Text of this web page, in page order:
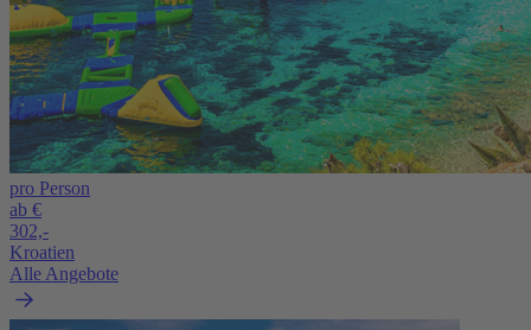
pro Person
ab €
302,-
Kroatien
Alle Angebote